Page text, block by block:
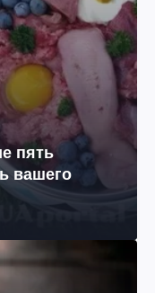
пять
вашего